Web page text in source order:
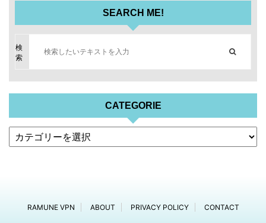
SEARCH ME!
検
索
CATEGORIE
RAMUNE VPN ABOUT PRIVACY POLICY CONTACT